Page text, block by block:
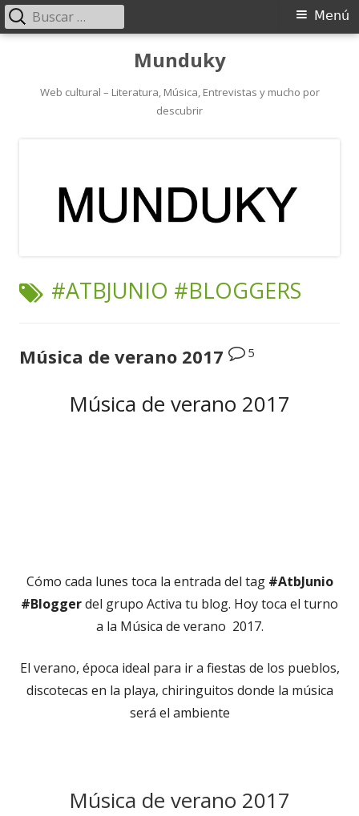
contenido
Munduky
Web cultural – Literatura, Música, Entrevistas y mucho por
descubrir
Menú
Menú
Buscar:
ETIQUETA:
#ATBJUNIO #BLOGGERS
Música de verano 2017 5
Música de verano 2017
Cómo cada lunes toca la entrada del tag #AtbJunio
#Bloggerdel grupo Activa tu blog. Hoy toca el turno
a la Música de verano 2017.
El verano, época ideal para ir a fiestas de los pueblos,
discotecas en la playa, chiringuitos donde la música
será el ambiente
Música de verano 2017